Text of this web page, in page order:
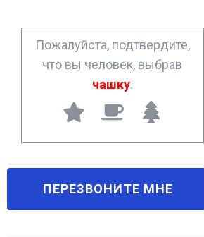
*
Пожалуйста, подтвердите,
что вы человек, выбрав
чашку.